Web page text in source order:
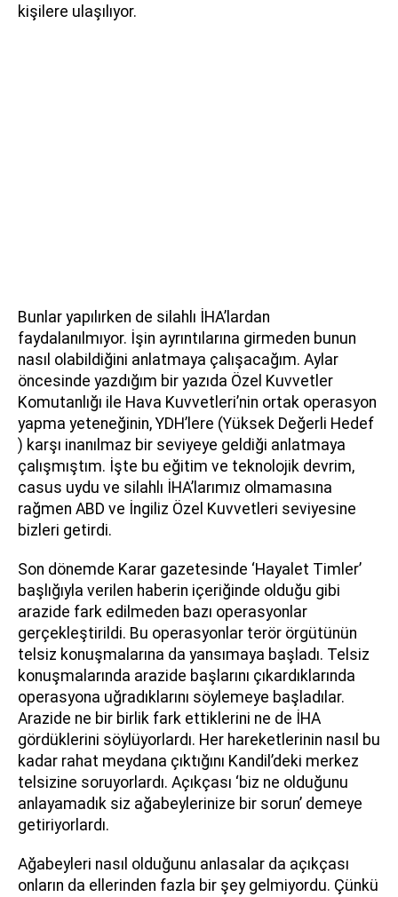
kişilere ulaşılıyor.
Bunlar yapılırken de silahlı İHA’lardan
faydalanılmıyor. İşin ayrıntılarına girmeden bunun
nasıl olabildiğini anlatmaya çalışacağım. Aylar
öncesinde yazdığım bir yazıda Özel Kuvvetler
Komutanlığı ile Hava Kuvvetleri’nin ortak operasyon
yapma yeteneğinin, YDH’lere (Yüksek Değerli Hedef
) karşı inanılmaz bir seviyeye geldiği anlatmaya
çalışmıştım. İşte bu eğitim ve teknolojik devrim,
casus uydu ve silahlı İHA’larımız olmamasına
rağmen ABD ve İngiliz Özel Kuvvetleri seviyesine
bizleri getirdi.
Son dönemde Karar gazetesinde ‘Hayalet Timler’
başlığıyla verilen haberin içeriğinde olduğu gibi
arazide fark edilmeden bazı operasyonlar
gerçekleştirildi. Bu operasyonlar terör örgütünün
telsiz konuşmalarına da yansımaya başladı. Telsiz
konuşmalarında arazide başlarını çıkardıklarında
operasyona uğradıklarını söylemeye başladılar.
Arazide ne bir birlik fark ettiklerini ne de İHA
gördüklerini söylüyorlardı. Her hareketlerinin nasıl bu
kadar rahat meydana çıktığını Kandil’deki merkez
telsizine soruyorlardı. Açıkçası ‘biz ne olduğunu
anlayamadık siz ağabeylerinize bir sorun’ demeye
getiriyorlardı.
Ağabeyleri nasıl olduğunu anlasalar da açıkçası
onların da ellerinden fazla bir şey gelmiyordu. Çünkü